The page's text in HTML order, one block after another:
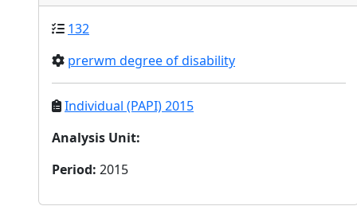
132
prerwm degree of disability
Individual (PAPI) 2015
Analysis Unit:
Period: 2015